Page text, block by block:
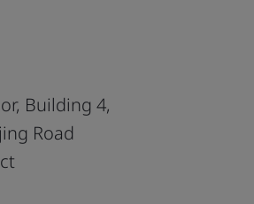
Building 4,
Road